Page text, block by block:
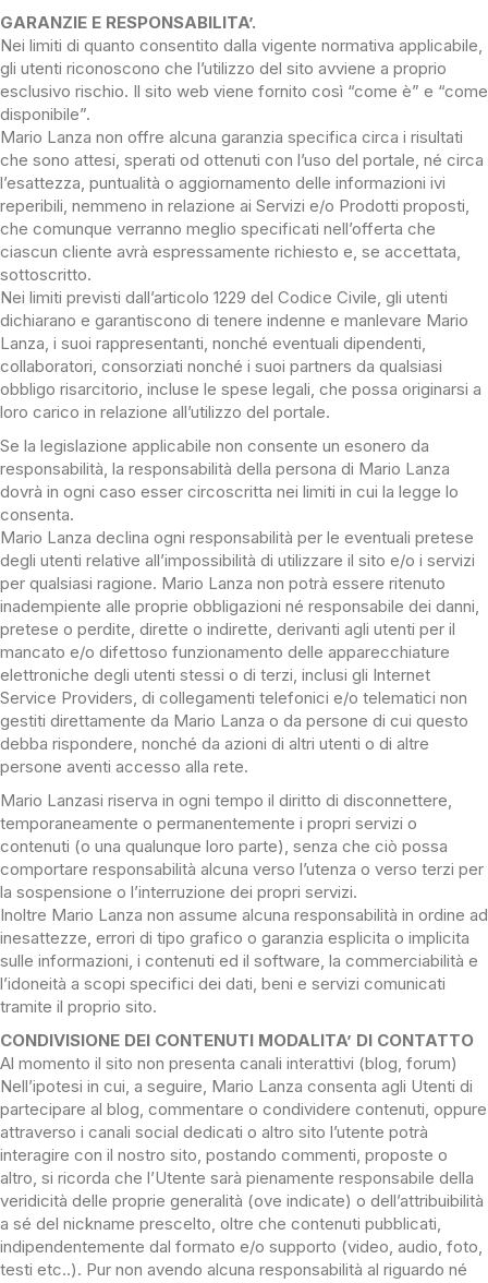
GARANZIE E RESPONSABILITA’.
Nei limiti di quanto consentito dalla vigente normativa applicabile,
gli utenti riconoscono che l’utilizzo del sito avviene a proprio
esclusivo rischio. Il sito web viene fornito così “come è” e “come
disponibile”.
Mario Lanza non offre alcuna garanzia specifica circa i risultati
che sono attesi, sperati od ottenuti con l’uso del portale, né circa
l’esattezza, puntualità o aggiornamento delle informazioni ivi
reperibili, nemmeno in relazione ai Servizi e/o Prodotti proposti,
che comunque verranno meglio specificati nell’offerta che
ciascun cliente avrà espressamente richiesto e, se accettata,
sottoscritto.
Nei limiti previsti dall’articolo 1229 del Codice Civile, gli utenti
dichiarano e garantiscono di tenere indenne e manlevare Mario
Lanza, i suoi rappresentanti, nonché eventuali dipendenti,
collaboratori, consorziati nonché i suoi partners da qualsiasi
obbligo risarcitorio, incluse le spese legali, che possa originarsi a
loro carico in relazione all’utilizzo del portale.
Se la legislazione applicabile non consente un esonero da
responsabilità, la responsabilità della persona di Mario Lanza
dovrà in ogni caso esser circoscritta nei limiti in cui la legge lo
consenta.
Mario Lanza declina ogni responsabilità per le eventuali pretese
degli utenti relative all’impossibilità di utilizzare il sito e/o i servizi
per qualsiasi ragione. Mario Lanza non potrà essere ritenuto
inadempiente alle proprie obbligazioni né responsabile dei danni,
pretese o perdite, dirette o indirette, derivanti agli utenti per il
mancato e/o difettoso funzionamento delle apparecchiature
elettroniche degli utenti stessi o di terzi, inclusi gli Internet
Service Providers, di collegamenti telefonici e/o telematici non
gestiti direttamente da Mario Lanza o da persone di cui questo
debba rispondere, nonché da azioni di altri utenti o di altre
persone aventi accesso alla rete.
Mario Lanzasi riserva in ogni tempo il diritto di disconnettere,
temporaneamente o permanentemente i propri servizi o
contenuti (o una qualunque loro parte), senza che ciò possa
comportare responsabilità alcuna verso l’utenza o verso terzi per
la sospensione o l’interruzione dei propri servizi.
Inoltre Mario Lanza non assume alcuna responsabilità in ordine ad
inesattezze, errori di tipo grafico o garanzia esplicita o implicita
sulle informazioni, i contenuti ed il software, la commerciabilità e
l’idoneità a scopi specifici dei dati, beni e servizi comunicati
tramite il proprio sito.
CONDIVISIONE DEI CONTENUTI MODALITA’ DI CONTATTO
Al momento il sito non presenta canali interattivi (blog, forum)
Nell’ipotesi in cui, a seguire, Mario Lanza consenta agli Utenti di
partecipare al blog, commentare o condividere contenuti, oppure
attraverso i canali social dedicati o altro sito l’utente potrà
interagire con il nostro sito, postando commenti, proposte o
altro, si ricorda che l’Utente sarà pienamente responsabile della
veridicità delle proprie generalità (ove indicate) o dell’attribuibilità
a sé del nickname prescelto, oltre che contenuti pubblicati,
indipendentemente dal formato e/o supporto (video, audio, foto,
testi etc..). Pur non avendo alcuna responsabilità al riguardo né